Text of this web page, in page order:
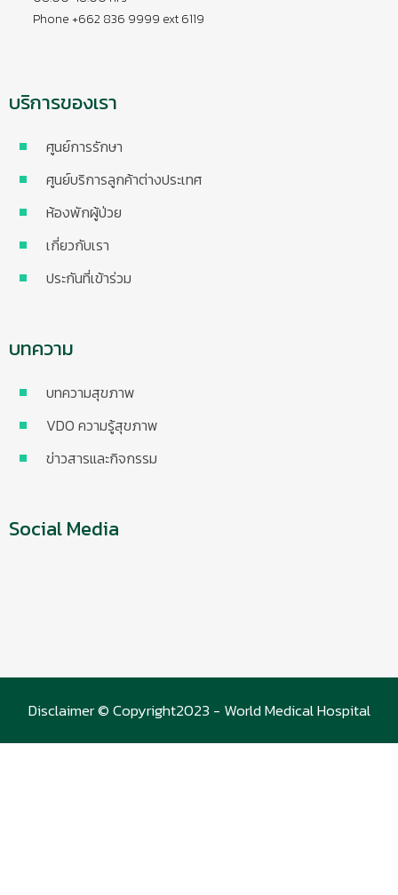
Phone +662 836 9999 ext 6119
บริการของเรา
ศูนย์การรักษา
ศูนย์บริการลูกค้าต่างประเทศ
ห้องพักผู้ป่วย
เกี่ยวกับเรา
ประกันที่เข้าร่วม
บทความ
บทความสุขภาพ
VDO ความรู้สุขภาพ
ข่าวสารและกิจกรรม
Social Media
Disclaimer © Copyright2023 - World Medical Hospital